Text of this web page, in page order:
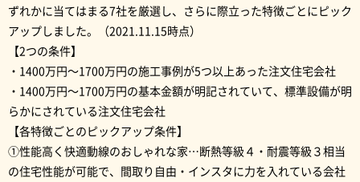
ずれかに当てはまる7社を厳選し、さらに際立った特徴ごとにピック
アップしました。（2021.11.15時点）
【2つの条件】
・1400万円～1700万円の施工事例が5つ以上あった注文住宅会社
・1400万円～1700万円の基本金額が明記されていて、標準設備が明
らかにされている注文住宅会社
【各特徴ごとのピックアップ条件】
①性能高く快適動線のおしゃれな家…断熱等級４・耐震等級３相当
の住宅性能が可能で、間取り自由・インスタに力を入れている会社